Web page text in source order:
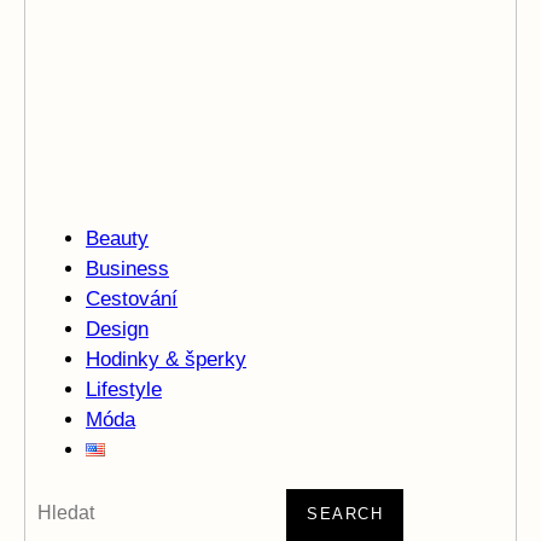
Beauty
Business
Cestování
Design
Hodinky & šperky
Lifestyle
Móda
SEARCH